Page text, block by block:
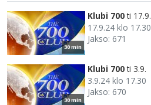
30 min
Klubi 700 ti 17.9.
17.9.24 klo 17.30
Jakso: 671
30 min
Klubi 700 ti 3.9.
3.9.24 klo 17.30
Jakso: 670